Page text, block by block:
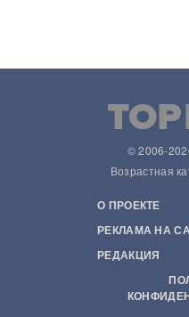
© 2006-
Возрастная
О ПРОЕКТЕ
РЕКЛАМА НА
РЕДАКЦИЯ